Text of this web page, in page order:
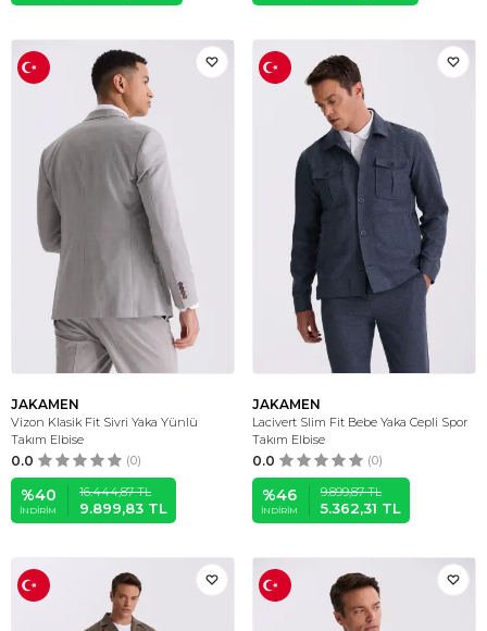
JAKAMEN
Vizon Klasik Fit Sivri Yaka Yünlü
Takım Elbise
0.0 (0)
%40
İNDIRIM
16.444,87TL
9.899,83 TL
JAKAMEN
Lacivert Slim Fit Bebe Yaka Cepli Spor
Takım Elbise
0.0 (0)
%46
İNDIRIM
9.899,87TL
5.362,31 TL